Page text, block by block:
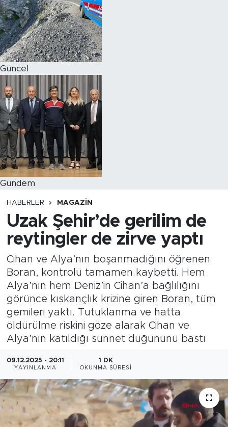
Güncel
Gündem
HABERLER MAGAZIN
Uzak Şehir’de gerilim de
reytingler de zirve yaptı
Cihan ve Alya’nın boşanmadığını öğrenen
Boran, kontrolü tamamen kaybetti. Hem
Alya’nın hem Deniz’in Cihan’a bağlılığını
görünce kıskançlık krizine giren Boran, tüm
gemileri yaktı. Tutuklanma ve hatta
öldürülme riskini göze alarak Cihan ve
Alya’nın katıldığı sünnet düğününü bastı
09.12.2025 - 20:11
YAYINLANMA
1 DK
OKUNMA SÜRESI
Magazin
Özel Haber
Politika
Resmi İlanlar
Sağlık
Spor
Turizm